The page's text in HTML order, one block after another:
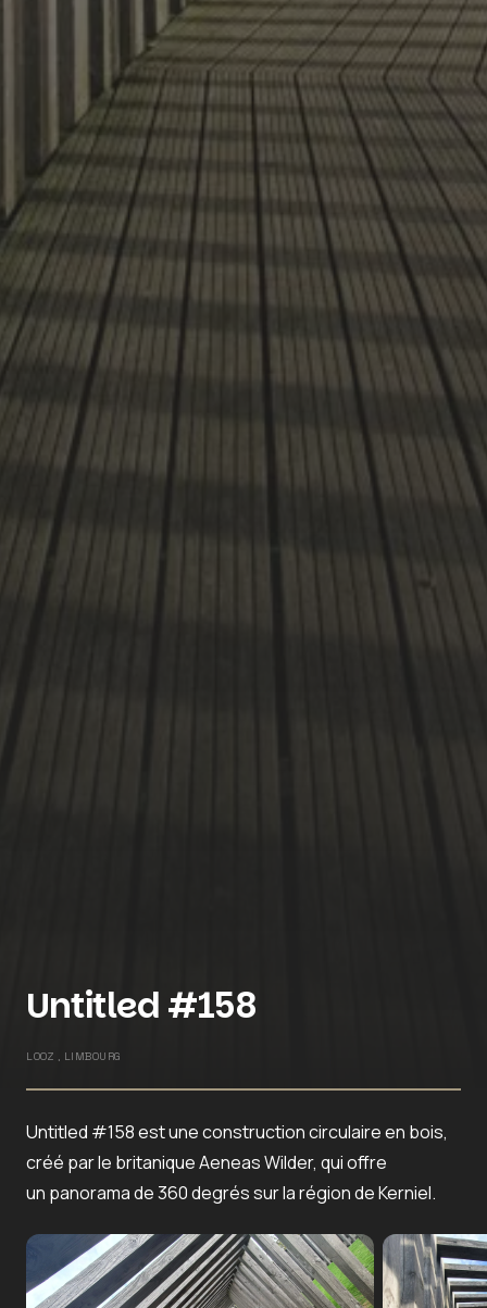
Untitled #158
LOOZ , LIMBOURG
Untitled #158 est une construction circulaire en bois,
créé par le britanique Aeneas Wilder, qui offre
un panorama de 360 degrés sur la région de Kerniel.